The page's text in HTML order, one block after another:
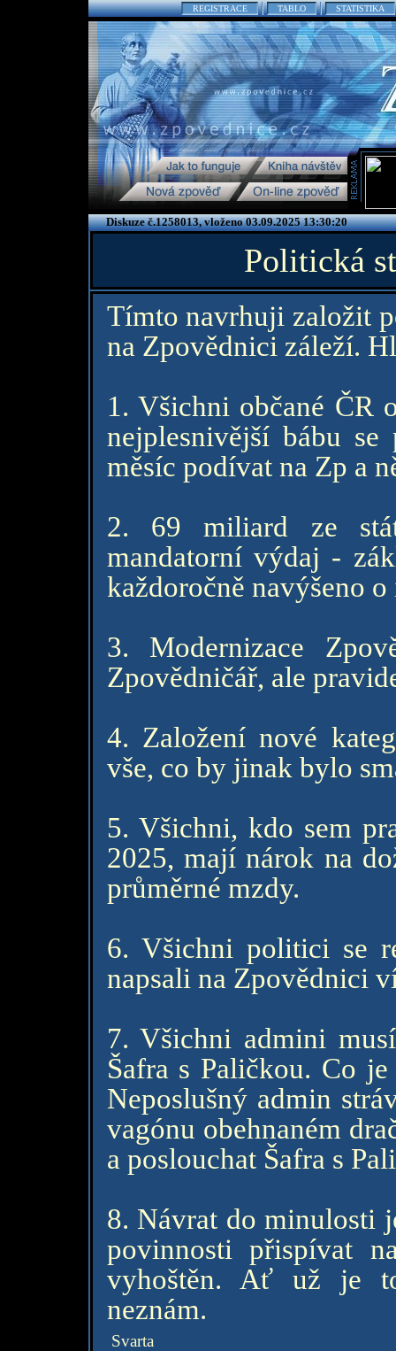
REGISTRACE TABLO STATISTIKA
Diskuze č.1258013, vloženo 03.09.2025 13:30:20
Politická
Tímto navrhuji založit
na Zpovědnici záleží.
1. Všichni občané ČR
nejplesnivější bábu
měsíc podívat na Zp a
2. 69 miliard ze
mandatorní výdaj -
každoročně navýšeno
3. Modernizace
Zpovědničář, ale
4. Založení nové
vše, co by jinak bylo
5. Všichni, kdo sem
2025, mají nárok na
průměrné mzdy.
6. Všichni politici se
napsali na Zpovědnici
7. Všichni admini
Šafra s Paličkou. Co
Neposlušný admin
vagónu obehnaném
a poslouchat Šafra s
8. Návrat do minulosti
povinnosti přispívat
vyhoštěn. Ať už je
neznám.
Svarta